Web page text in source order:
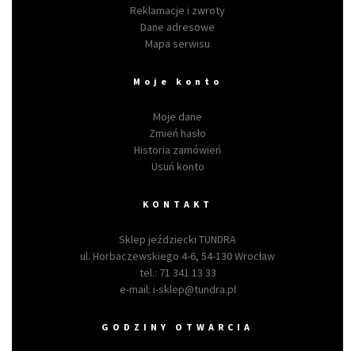
Reklamacje i zwroty
Dane adresowe
Mapa serwisu
Moje konto
Moje dane
Zmień hasło
Historia zamówień
Usuń konto
KONTAKT
Sklep jeździecki TUNDRA
ul. Horbaczewskiego 4-6, 54-130 Wrocław
tel.: 71 341 13 33
e-mail: i-sklep@tundra.pl
GODZINY OTWARCIA